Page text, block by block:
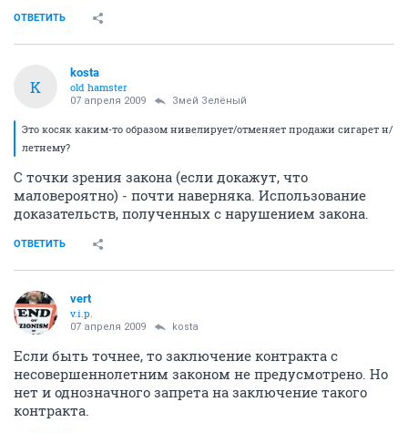
ОТВЕТИТЬ
K
kosta
old hamster
07 апреля 2009 Змей Зелёный
Это косяк каким-то образом нивелирует/отменяет продажи сигарет н/
летнему?
С точки зрения закона (если докажут, что
маловероятно) - почти наверняка. Использование
доказательств, полученных с нарушением закона.
ОТВЕТИТЬ
vert
v.i.p.
07 апреля 2009 kosta
Если быть точнее, то заключение контракта с
несовершеннолетним законом не предусмотрено. Но
нет и однозначного запрета на заключение такого
контракта.